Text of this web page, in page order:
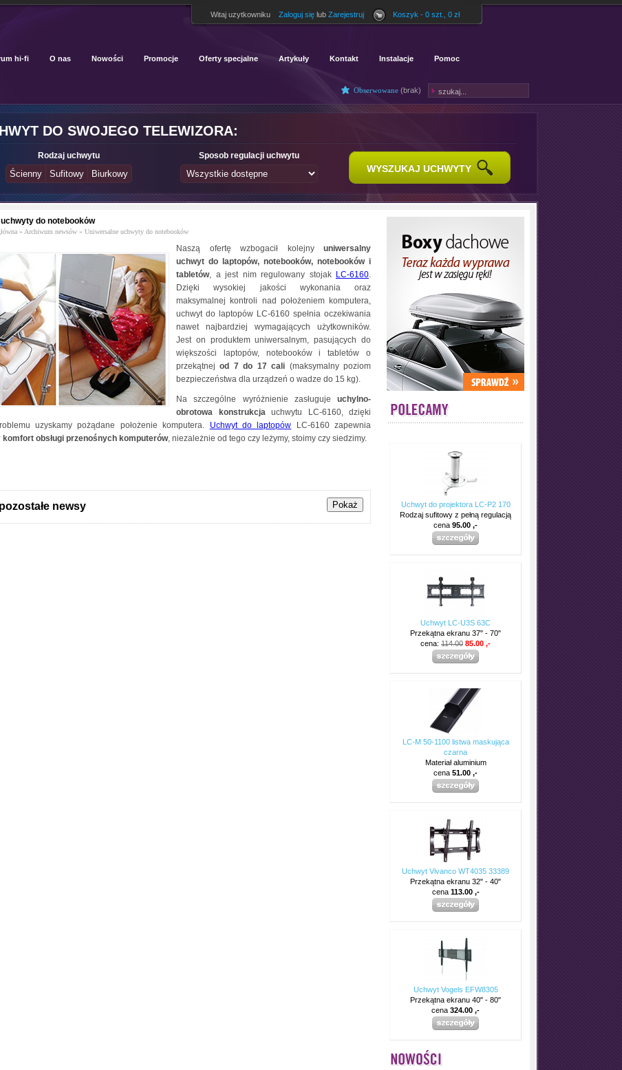
Witaj uzytkowniku Zaloguj się lub Zarejestruj Koszyk - 0 szt., 0 zł
hi-fi O nas Nowości Promocje Oferty specjalne Artykuły Kontakt Instalacje Pomoc
Obserwowane (brak)
DO SWOJEGO TELEWIZORA:
Rodzaj uchwytu Sposob regulacji uchwytu
WYSZUKAJ UCHWYTY
do notebooków
» Archiwum newsów » Uniwersalne uchwyty do notebooków
Naszą ofertę wzbogacił kolejny uniwersalny
uchwyt do laptopów, notebooków, notebooków i
tabletów, a jest nim regulowany stojak LC-6160.
Dzięki wysokiej jakości wykonania oraz
maksymalnej kontroli nad położeniem komputera,
uchwyt do laptopów LC-6160 spełnia oczekiwania
nawet najbardziej wymagających użytkowników.
Jest on produktem uniwersalnym, pasujących do
większości laptopów, notebooków i tabletów o
przekątnejod 7 do 17 cali (maksymalny poziom
bezpieczeństwa dla urządzeń o wadze do 15 kg).
Na szczególne wyróżnienie zasługuje uchylno-
obrotowa konstrukcjauchwytu LC-6160, dzięki
uzyskamy pożądane położenie komputera.
Uchwyt do laptopów LC-6160 zapewnia
obsługi przenośnych komputerów, niezależnie od tego czy leżymy, stoimy czy siedzimy.
newsy
Uchwyt do projektora LC-P2 170
Rodzaj sufitowy z pełną regulacją
cena 95.00 ,-
Uchwyt LC-U3S 63C
Przekątna ekranu 37" - 70"
cena: 114.00 85.00 ,-
LC-M 50-1100 listwa maskująca
czarna
Materiał aluminium
cena 51.00 ,-
Uchwyt Vivanco WT4035 33389
Przekątna ekranu 32" - 40"
cena 113.00 ,-
Uchwyt Vogels EFW8305
Przekątna ekranu 40" - 80"
cena 324.00 ,-